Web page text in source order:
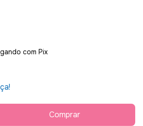
com Pix